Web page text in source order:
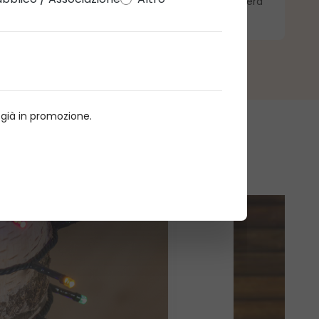
in promozione.